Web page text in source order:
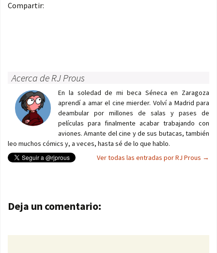
Compartir:
Acerca de RJ Prous
En la soledad de mi beca Séneca en Zaragoza
aprendí a amar el cine mierder. Volví a Madrid para
deambular por millones de salas y pases de
películas para finalmente acabar trabajando con
aviones. Amante del cine y de sus butacas, también
leo muchos cómics y, a veces, hasta sé de lo que hablo.
Ver todas las entradas por RJ Prous →
Navegación de entradas
Deja un comentario: